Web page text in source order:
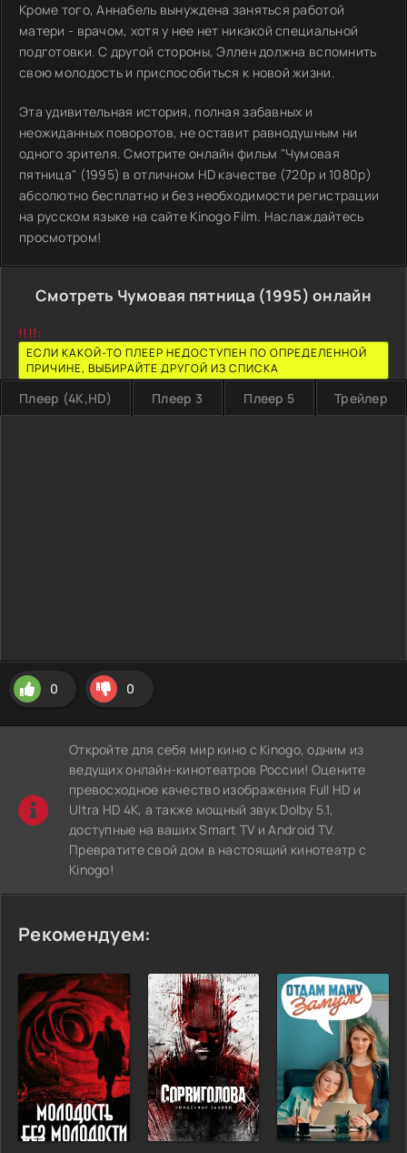
Кроме того, Аннабель вынуждена заняться работой
матери - врачом, хотя у нее нет никакой специальной
подготовки. С другой стороны, Эллен должна вспомнить
свою молодость и приспособиться к новой жизни.
Эта удивительная история, полная забавных и
неожиданных поворотов, не оставит равнодушным ни
одного зрителя. Смотрите онлайн фильм "Чумовая
пятница" (1995) в отличном HD качестве (720p и 1080p)
абсолютно бесплатно и без необходимости регистрации
на русском языке на сайте Kinogo Film. Наслаждайтесь
просмотром!
Смотреть Чумовая пятница (1995) онлайн
!!!!:
ЕСЛИ КАКОЙ-ТО ПЛЕЕР НЕДОСТУПЕН ПО ОПРЕДЕЛЕННОЙ
ПРИЧИНЕ, ВЫБИРАЙТЕ ДРУГОЙ ИЗ СПИСКА
Плеер (4K,HD) Плеер 3 Плеер 5 Трейлер
0 0
Откройте для себя мир кино с Kinogo, одним из
ведущих онлайн-кинотеатров России! Оцените
превосходное качество изображения Full HD и
Ultra HD 4K, а также мощный звук Dolby 5.1,
доступные на ваших Smart TV и Android TV.
Превратите свой дом в настоящий кинотеатр с
Kinogo!
Рекомендуем: